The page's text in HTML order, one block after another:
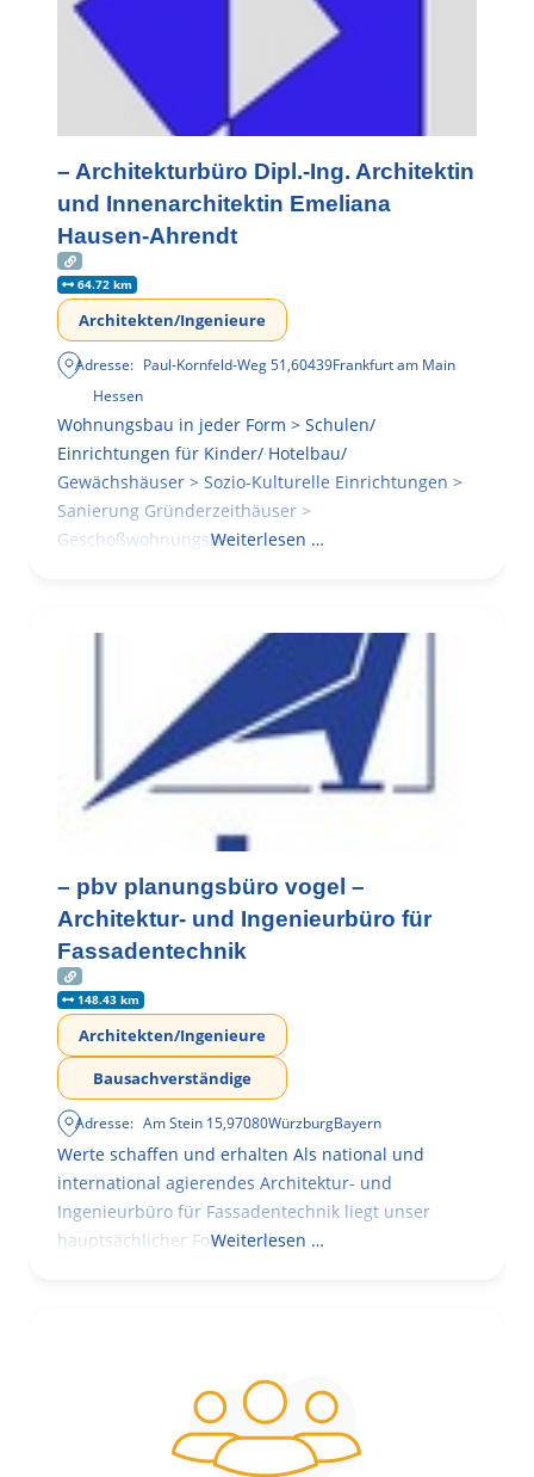
– Architekturbüro Dipl.-Ing. Architektin
und Innenarchitektin Emeliana
Hausen-Ahrendt
64.72 km
Architekten/Ingenieure
Adresse: Paul-Kornfeld-Weg 51,60439Frankfurt am Main
Hessen
Wohnungsbau in jeder Form > Schulen/
Einrichtungen für Kinder/ Hotelbau/
Gewächshäuser > Sozio-Kulturelle Einrichtungen >
Sanierung Gründerzeithäuser >
GeschoßwohnungsbauWeiterlesen …
– pbv planungsbüro vogel –
Architektur- und Ingenieurbüro für
Fassadentechnik
148.43 km
Architekten/Ingenieure
Bausachverständige
Adresse: Am Stein 15,97080WürzburgBayern
Werte schaffen und erhalten Als national und
international agierendes Architektur- und
Ingenieurbüro für Fassadentechnik liegt unser
hauptsächlicher Fokus in der
Weiterlesen …